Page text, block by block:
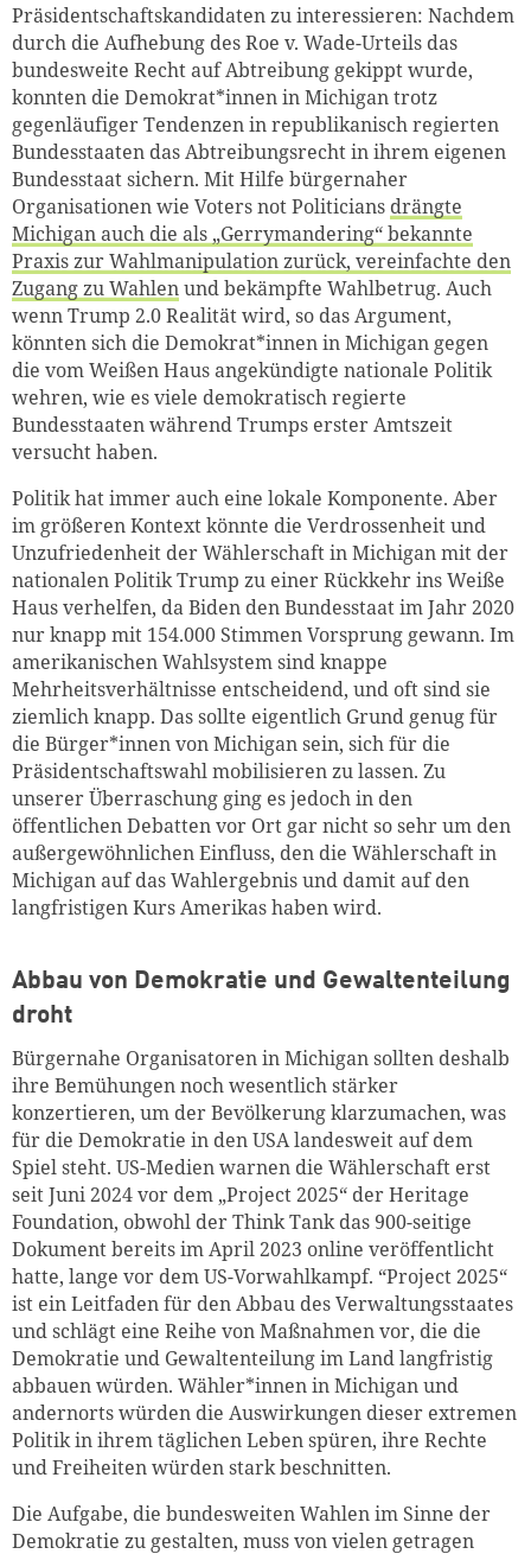
Präsidentschaftskandidaten zu interessieren: Nachdem
durch die Aufhebung des Roe v. Wade-Urteils das
bundesweite Recht auf Abtreibung gekippt wurde,
konnten die Demokrat*innen in Michigan trotz
gegenläufiger Tendenzen in republikanisch regierten
Bundesstaaten das Abtreibungsrecht in ihrem eigenen
Bundesstaat sichern. Mit Hilfe bürgernaher
Organisationen wie Voters not Politicians drängte
Michigan auch die als „Gerrymandering“ bekannte
Praxis zur Wahlmanipulation zurück, vereinfachte den
Zugang zu Wahlenund bekämpfte Wahlbetrug. Auch
wenn Trump 2.0 Realität wird, so das Argument,
könnten sich die Demokrat*innen in Michigan gegen
die vom Weißen Haus angekündigte nationale Politik
wehren, wie es viele demokratisch regierte
Bundesstaaten während Trumps erster Amtszeit
versucht haben.
Politik hat immer auch eine lokale Komponente. Aber
im größeren Kontext könnte die Verdrossenheit und
Unzufriedenheit der Wählerschaft in Michigan mit der
nationalen Politik Trump zu einer Rückkehr ins Weiße
Haus verhelfen, da Biden den Bundesstaat im Jahr 2020
nur knapp mit 154.000 Stimmen Vorsprung gewann. Im
amerikanischen Wahlsystem sind knappe
Mehrheitsverhältnisse entscheidend, und oft sind sie
ziemlich knapp. Das sollte eigentlich Grund genug für
die Bürger*innen von Michigan sein, sich für die
Präsidentschaftswahl mobilisieren zu lassen. Zu
unserer Überraschung ging es jedoch in den
öffentlichen Debatten vor Ort gar nicht so sehr um den
außergewöhnlichen Einfluss, den die Wählerschaft in
Michigan auf das Wahlergebnis und damit auf den
langfristigen Kurs Amerikas haben wird.
Abbau von Demokratie und Gewaltenteilung
droht
Bürgernahe Organisatoren in Michigan sollten deshalb
ihre Bemühungen noch wesentlich stärker
konzertieren, um der Bevölkerung klarzumachen, was
für die Demokratie in den USA landesweit auf dem
Spiel steht. US-Medien warnen die Wählerschaft erst
seit Juni 2024 vor dem „Project 2025“ der Heritage
Foundation, obwohl der Think Tank das 900-seitige
Dokument bereits im April 2023 online veröffentlicht
hatte, lange vor dem US-Vorwahlkampf. “Project 2025“
ist ein Leitfaden für den Abbau des Verwaltungsstaates
und schlägt eine Reihe von Maßnahmen vor, die die
Demokratie und Gewaltenteilung im Land langfristig
abbauen würden. Wähler*innen in Michigan und
andernorts würden die Auswirkungen dieser extremen
Politik in ihrem täglichen Leben spüren, ihre Rechte
und Freiheiten würden stark beschnitten.
Die Aufgabe, die bundesweiten Wahlen im Sinne der
Demokratie zu gestalten, muss von vielen getragen
Zum Warenkorb
Zum Warenkorb